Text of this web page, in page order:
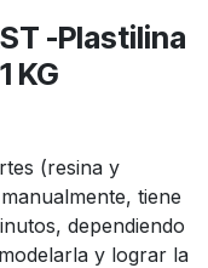
-Plastilina
KG
(resina y
tiene
dependiendo
y lograr la